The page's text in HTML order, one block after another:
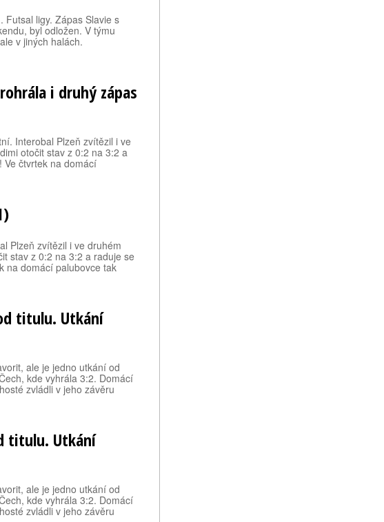
Futsal ligy. Zápas Slavie s
byl odložen. V týmu
v jiných halách.
i druhý zápas
Interobal Plzeň zvítězil i ve
otočit stav z 0:2 na 3:2 a
Ve čtvrtek na domácí
Plzeň zvítězil i ve druhém
stav z 0:2 na 3:2 a raduje se
na domácí palubovce tak
titulu. Utkání
ale je jedno utkání od
kde vyhrála 3:2. Domácí
zvládli v jeho závěru
titulu. Utkání
ale je jedno utkání od
kde vyhrála 3:2. Domácí
zvládli v jeho závěru